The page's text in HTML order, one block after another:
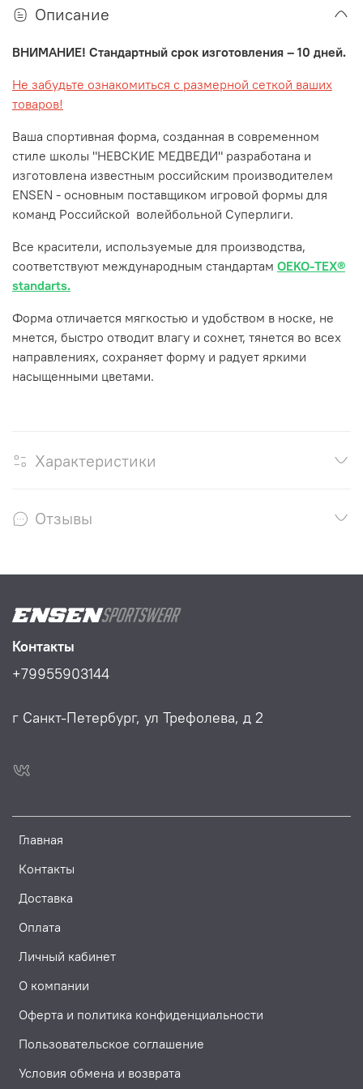
Описание
ВНИМАНИЕ! Стандартный срок изготовления – 10 дней.
Не забудьте ознакомиться с размерной сеткой ваших
товаров!
Ваша спортивная форма, созданная в современном
стиле школы "НЕВСКИЕ МЕДВЕДИ" разработана и
изготовлена известным российским производителем
ENSEN - основным поставщиком игровой формы для
команд Российской волейбольной Суперлиги.
Все красители, используемые для производства,
соответствуют международным стандартам OEKO-TEX®
standarts.
Форма отличается мягкостью и удобством в носке, не
мнется, быстро отводит влагу и сохнет, тянется во всех
направлениях, сохраняет форму и радует яркими
насыщенными цветами.
Характеристики
Отзывы
Главная
Контакты
Доставка
Оплата
Личный кабинет
О компании
Оферта и политика конфиденциальности
Пользовательское соглашение
Условия обмена и возврата
Контакты
+79955903144
г Санкт-Петербург, ул Трефолева, д 2